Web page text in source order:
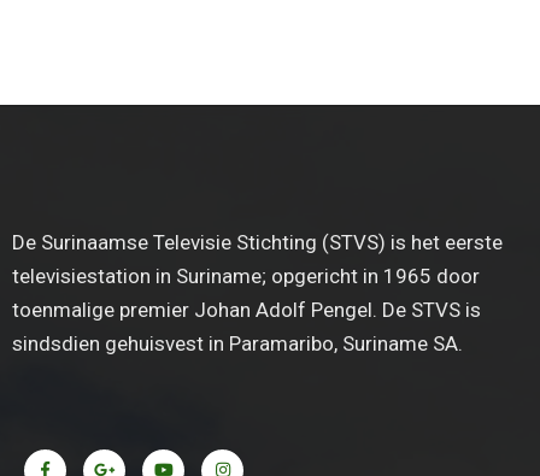
De Surinaamse Televisie Stichting (STVS) is het eerste
televisiestation in Suriname; opgericht in 1965 door
toenmalige premier Johan Adolf Pengel. De STVS is
sindsdien gehuisvest in Paramaribo, Suriname SA.